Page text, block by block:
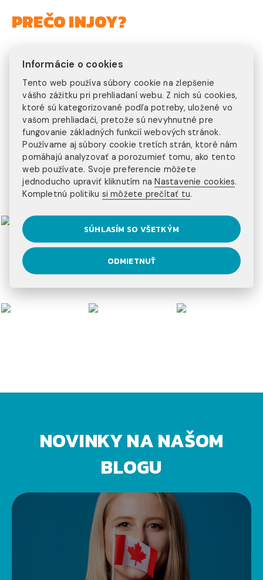
PREČO INJOY?
300+ klientov
ročne
15+ rokov
na trhu
20+ programov
na výber
3 kontinenty
na ktorých pôsobíme
NOVINKY NA NAŠOM
BLOGU
Informácie o cookies
Tento web používa súbory cookie na zlepšenie
vášho zážitku pri prehliadaní webu. Z nich sú cookies,
ktoré sú kategorizované podľa potreby, uložené vo
vašom prehliadači, pretože sú nevyhnutné pre
fungovanie základných funkcií webových stránok.
Používame aj súbory cookie tretích strán, ktoré nám
pomáhajú analyzovať a porozumieť tomu, ako tento
web používate. Svoje preferencie môžete
jednoducho upraviť kliknutím naNastavenie cookies.
Kompletnú politiku si môžete prečítať tu.
SÚHLASÍM SO VŠETKÝM
ODMIETNUŤ